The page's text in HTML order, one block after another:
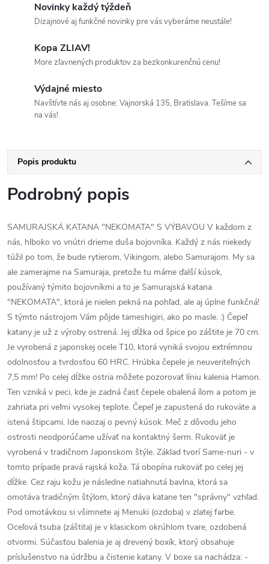
Novinky každý týždeň
Dizajnové aj funkčné novinky pre vás vyberáme neustále!
Kopa ZLIAV!
More zľavnených produktov za bezkonkurenčnú cenu!
Výdajné miesto
Navštívte nás aj osobne: Vajnorská 135, Bratislava. Tešíme sa
na vás!
Popis produktu
Podrobný popis
SAMURAJSKÁ KATANA "NEKOMATA" S VÝBAVOU V každom z
nás, hlboko vo vnútri drieme duša bojovníka. Každý z nás niekedy
túžil po tom, že bude rytierom, Vikingom, alebo Samurajom. My sa
ale zamerajme na Samuraja, pretože tu máme ďalší kúsok,
používaný týmito bojovníkmi a to je Samurajská katana
"NEKOMATA", ktorá je nielen pekná na pohľad, ale aj úplne funkčná!
S týmto nástrojom Vám pôjde tameshigiri, ako po masle. :) Čepeľ
katany je už z výroby ostrená. Jej dĺžka od špice po záštite je 70 cm.
Je vyrobená z japonskej ocele T10, ktorá vyniká svojou extrémnou
odolnosťou a tvrdosťou 60 HRC. Hrúbka čepele je neuveriteľných
7,5 mm! Po celej dĺžke ostria môžete pozorovať líniu kalenia Hamon.
Ten vzniká v peci, kde je zadná časť čepele obalená ílom a potom je
zahriata pri veľmi vysokej teplote. Čepeľ je zapustená do rukoväte a
istená štipcami. Ide naozaj o pevný kúsok. Meč z dôvodu jeho
ostrosti neodporúčame užívať na kontaktný šerm. Rukoväť je
vyrobená v tradičnom Japonskom štýle. Základ tvorí Same-nuri - v
tomto prípade pravá rajská koža. Tá obopína rukoväť po celej jej
dĺžke. Cez raju kožu je následne natiahnutá bavlna, ktorá sa
omotáva tradičným štýlom, ktorý dáva katane ten "správny" vzhľad.
Pod omotávkou si všimnete aj Menuki (ozdoba) v zlatej farbe.
Oceľová tsuba (záštita) je v klasickom okrúhlom tvare, ozdobená
otvormi. Súčasťou balenia je aj drevený boxík, ktorý obsahuje
príslušenstvo na údržbu a čistenie katany. V boxe sa nachádza: -